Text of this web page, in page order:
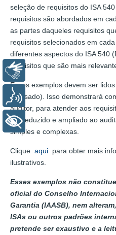
seleção de requisitos do ISA
requisitos são abordados em
as partes daqueles requisitos
requisitos selecionados em
diferentes aspectos do ISA 540
requisitos que são mais
Esses exemplos devem ser
(revisado). Isso demonstrará
auditor, para atender aos
ser reduzido e ampliado ao
simples e complexas.
Clique aqui para obter mais
ilustrativos.
Esses exemplos não
oficial do Conselho
Garantia (IAASB), nem
ISAs ou outros padrões
pretende ser exaustivo e a
Libras
Voz
+ Acessibilidade